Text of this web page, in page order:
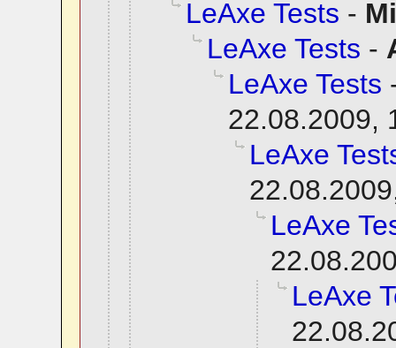
LeAxe Tests -
LeAxe Tests -
LeAxe Tests
22.08.2009,
LeAxe
LeAxe
LeAxe